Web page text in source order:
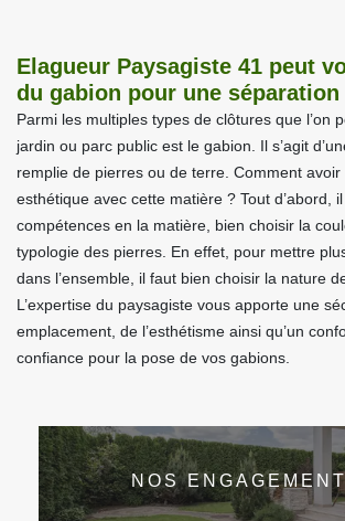
Elagueur Paysagiste 41 peut
du gabion pour une
Parmi les multiples types de clôtures que l’on
jardin ou parc public est le gabion. Il s’agit
remplie de pierres ou de terre. Comment avoir
esthétique avec cette matière ? Tout d’abord,
compétences en la matière, bien choisir la
typologie des pierres. En effet, pour mettre
dans l’ensemble, il faut bien choisir la nature
L’expertise du paysagiste vous apporte une
emplacement, de l’esthétisme ainsi qu’un
confiance pour la pose de vos gabions.
NOS